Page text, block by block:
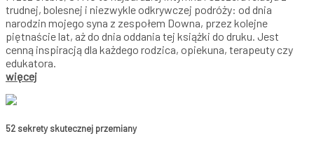
trudnej, bolesnej i niezwykle odkrywczej podróży: od dnia
narodzin mojego syna z zespołem Downa, przez kolejne
piętnaście lat, aż do dnia oddania tej książki do druku. Jest
cenną inspiracją dla każdego rodzica, opiekuna, terapeuty czy
edukatora.
więcej
52 sekrety skutecznej przemiany